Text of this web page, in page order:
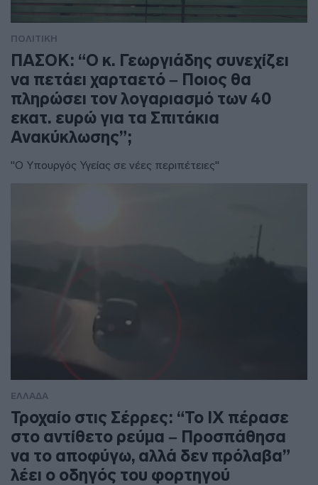
ΠΟΛΙΤΙΚΗ
ΠΑΣΟΚ: “Ο κ. Γεωργιάδης συνεχίζει
να πετάει χαρταετό – Ποιος θα
πληρώσει τον λογαριασμό των 40
εκατ. ευρώ για τα Σπιτάκια
Ανακύκλωσης”;
"Ο Υπουργός Υγείας σε νέες περιπέτειες"
ΕΛΛΑΔΑ
Τροχαίο στις Σέρρες: “Το ΙΧ πέρασε
στο αντίθετο ρεύμα – Προσπάθησα
να το αποφύγω, αλλά δεν πρόλαβα”
λέει ο οδηγός του φορτηγού